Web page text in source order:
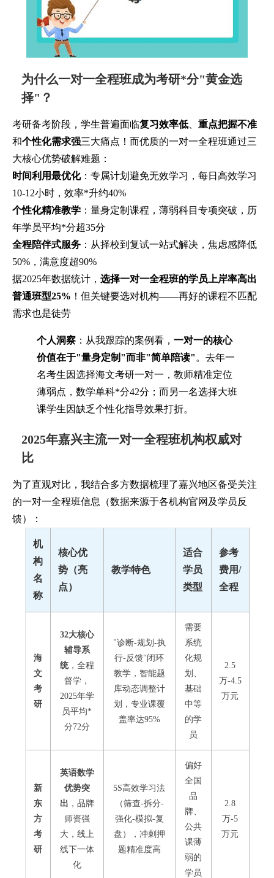
为什么一对一全程班成为考研*分"黄金选
择"？
考研备考阶段，学生普遍面临复习效率低
重点把握不准
和个性化需求强三大痛点！而优质的一对一全程班通过三
大核心优势破解难题：
时间利用最优化：专属计划避免无效学习，每日高效学习
10-12小时，效率*升约40%
个性化精准教学 ：量身定制课程，薄弱科目专项突破，历
年学员平均*分超35分
全程陪伴式服务 ：从择校到复试一站式解决，焦虑感降低
50%，满意度超90%
据2025年数据统计， 选择一对一全程班的学员上岸率高出
普通班型25% ！但关键要选对机构——再好的课程不匹配
需求也是徒劳
个人洞察 ：从我跟踪的案例看， 一对一的核心
价值在于"量身定制"而非"简单陪读" 。去年一
名考生因选择海文考研一对一，教师精准定位
薄弱点，数学单科*分42分；而另一名选择大班
课学生因缺乏个性化指导效果打折。
2025年嘉兴主流一对一全程班机构权威对
比
为了直观对比，我结合多方数据梳理了嘉兴地区备受关注
的一对一全程班信息（数据来源于各机构官网及学员反
馈）：
机
构
名
称
核心优
势（亮
点）
教学特色
适合
学员
类型
参考
费用/
全程
海
文
考
研
32大核心
辅导系
统，全程
督学，
2025年学
员平均*
分72分
"诊断-规划-执
行-反馈"闭环
教学，智能题
库动态调整计
划，专业课覆
盖率达95%
需要
系统
化规
划、
基础
中等
的学
员
2.5
万-4.5
万元
新
东
方
考
研
英语数学
优势突
出 ，品牌
师资强
大，线上
线下一体
化
5S高效学习法
（筛查-拆分-
强化-模拟-复
盘），冲刺押
题精准度高
偏好
全国
品
牌、
公共
课薄
弱的
学员
2.8
万-5
万元